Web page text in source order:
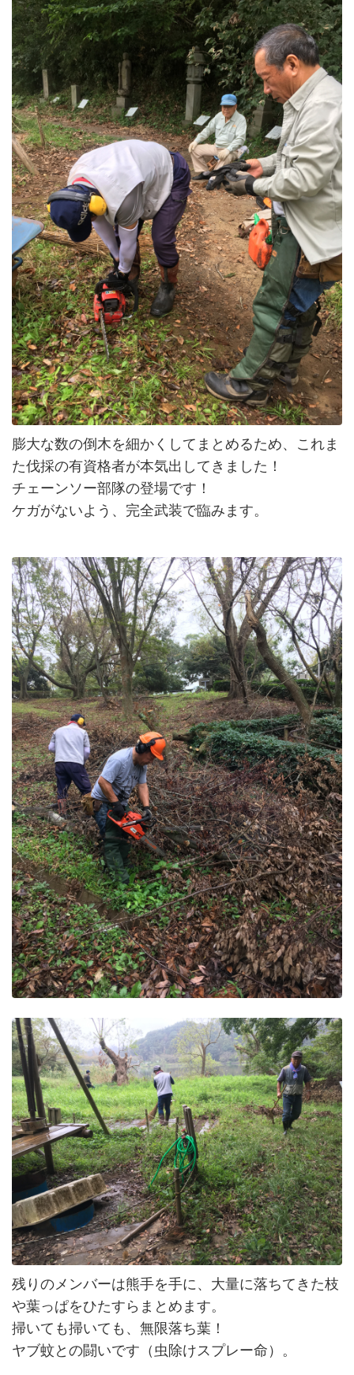
膨大な数の倒木を細かくしてまとめるため、これま
た伐採の有資格者が本気出してきました！
チェーンソー部隊の登場です！
ケガがないよう、完全武装で臨みます。
残りのメンバーは熊手を手に、大量に落ちてきた枝
や葉っぱをひたすらまとめます。
掃いても掃いても、無限落ち葉！
ヤブ蚊との闘いです（虫除けスプレー命）。